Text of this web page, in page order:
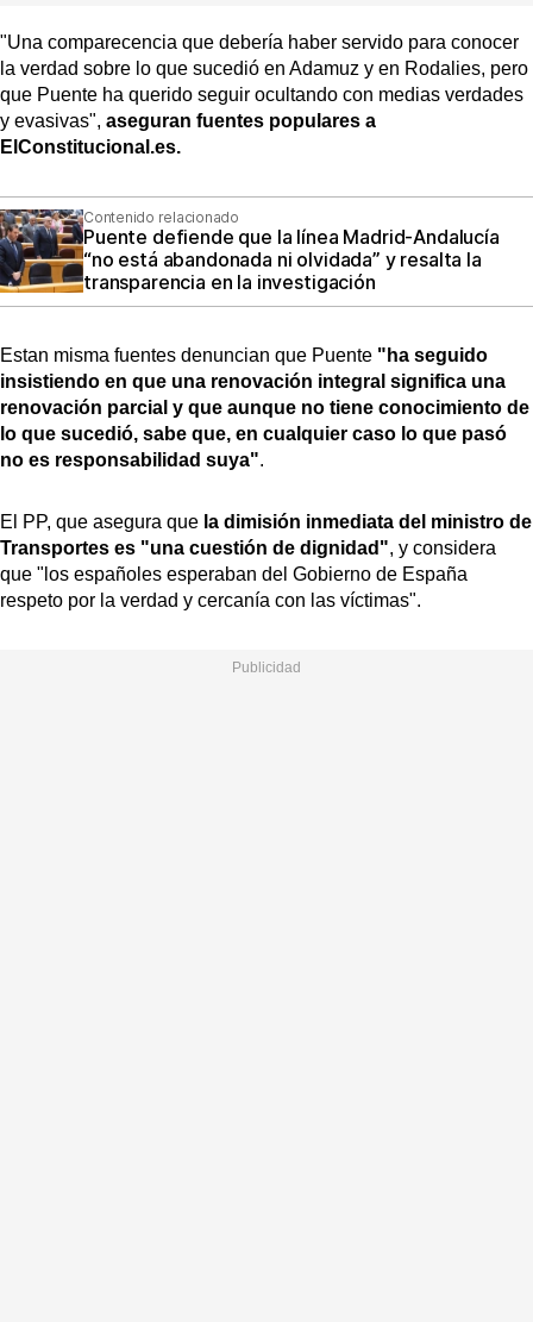
"Una comparecencia que debería haber servido para conocer
la verdad sobre lo que sucedió en Adamuz y en Rodalies, pero
que Puente ha querido seguir ocultando con medias verdades
y evasivas", aseguran fuentes populares a
ElConstitucional.es.
Contenido relacionado
Puente defiende que la línea Madrid‑Andalucía
“no está abandonada ni olvidada” y resalta la
transparencia en la investigación
Estan misma fuentes denuncian que Puente "ha seguido
insistiendo en que una renovación integral significa una
renovación parcial y que aunque no tiene conocimiento de
lo que sucedió, sabe que, en cualquier caso lo que pasó
no es responsabilidad suya".
El PP, que asegura que la dimisión inmediata del ministro de
Transportes es "una cuestión de dignidad", y considera
que "los españoles esperaban del Gobierno de España
respeto por la verdad y cercanía con las víctimas".